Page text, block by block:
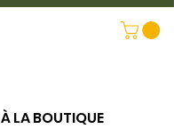
LA BOUTIQUE